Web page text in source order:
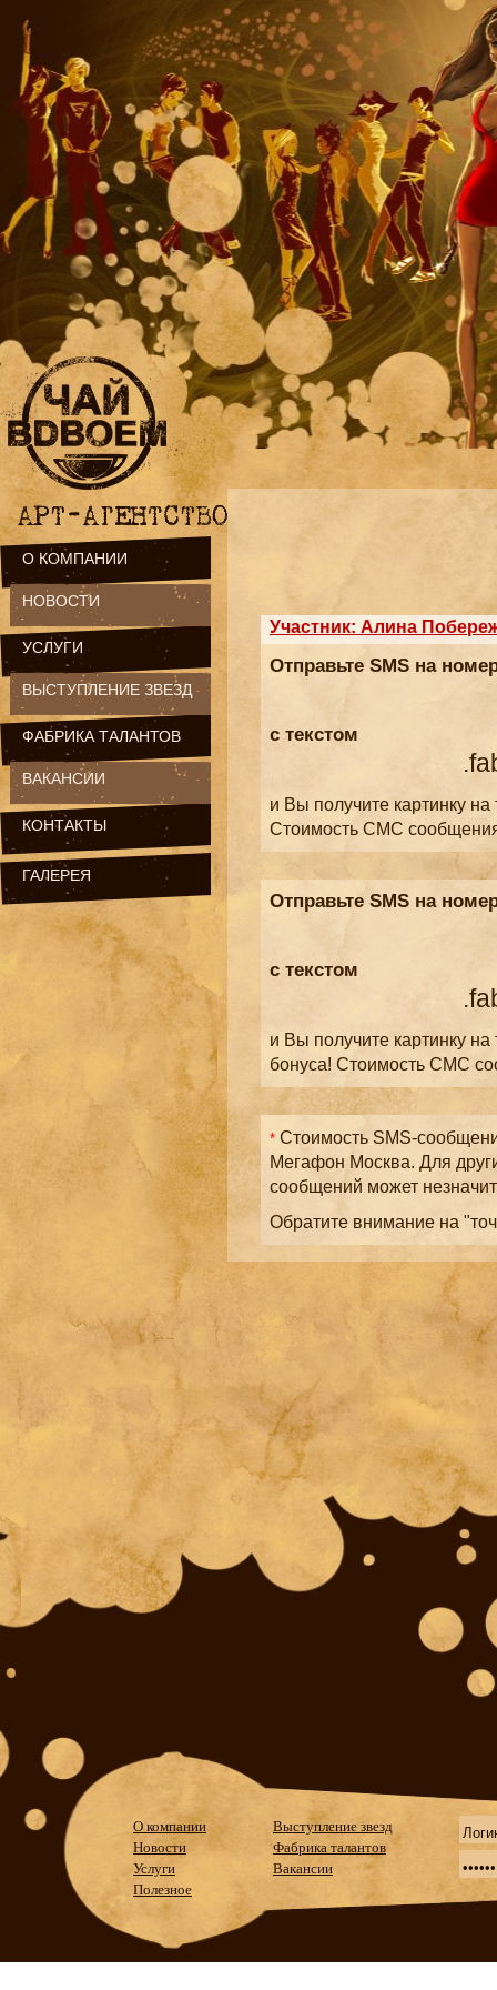
Участник: Алина
Отправьте SMS на
с текстом
и Вы получите картинку
Стоимость СМС
Отправьте SMS на
с текстом
и Вы получите картинку
бонуса! Стоимость СМС
* Стоимость SMS-
Мегафон Москва. Для
сообщений может
Обратите внимание на
О КОМПАНИИ
НОВОСТИ
УСЛУГИ
ВЫСТУПЛЕНИЕ ЗВЕЗД
ФАБРИКА ТАЛАНТОВ
ВАКАНСИИ
КОНТАКТЫ
ГАЛЕРЕЯ
О компании
Новости
Услуги
Полезное
Выступление звезд
Фабрика талантов
Вакансии